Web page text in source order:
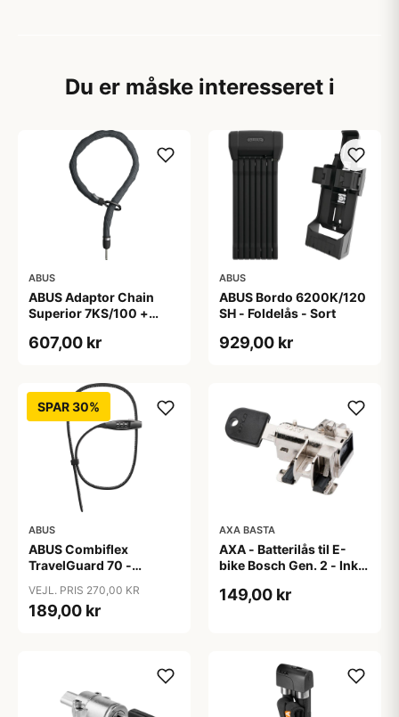
Du er måske interesseret i
ABUS
ABUS Adaptor Chain
Superior 7KS/100 +
607,00 kr
ABUS
ABUS Bordo 6200K/120
SH - Foldelås - Sort
929,00 kr
SPAR 30%
ABUS
ABUS Combiflex
TravelGuard 70 -
VEJL. PRIS 270,00 KR
189,00 kr
AXA BASTA
AXA - Batterilås til E-
bike Bosch Gen. 2 - Inkl.
149,00 kr